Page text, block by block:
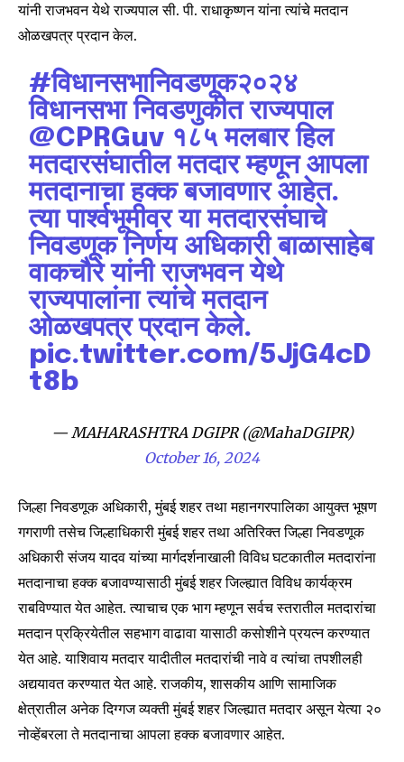
Join our community of
conversation.
To subscribe, simply enter your email address on our website
or click the subscribe button below. Don't worry, we respect
your privacy and won't spam your inbox. Your information is
safe with us.
SUBSCRIBE
यांनी राजभवन येथे राज्यपाल सी. पी. राधाकृष्णन यांना त्यांचे मतदान
ओळखपत्र प्रदान केल.
#विधानसभानिवडणूक२०२४
विधानसभा निवडणुकीत राज्यपाल
@CPRGuv १८५ मलबार हिल
मतदारसंघातील मतदार म्हणून आपला
मतदानाचा हक्क बजावणार आहेत.
त्या पार्श्वभूमीवर या मतदारसंघाचे
निवडणूक निर्णय अधिकारी बाळासाहेब
वाकचौरे यांनी राजभवन येथे
राज्यपालांना त्यांचे मतदान
ओळखपत्र प्रदान केले.
pic.twitter.com/5JjG4cD
t8b
— MAHARASHTRA DGIPR (@MahaDGIPR)
October 16, 2024
जिल्हा निवडणूक अधिकारी, मुंबई शहर तथा महानगरपालिका आयुक्त भूषण
गगराणी तसेच जिल्हाधिकारी मुंबई शहर तथा अतिरिक्त जिल्हा निवडणूक
अधिकारी संजय यादव यांच्या मार्गदर्शनाखाली विविध घटकातील मतदारांना
मतदानाचा हक्क बजावण्यासाठी मुंबई शहर जिल्ह्यात विविध कार्यक्रम
राबविण्यात येत आहेत. त्याचाच एक भाग म्हणून सर्वच स्तरातील मतदारांचा
मतदान प्रक्रियेतील सहभाग वाढावा यासाठी कसोशीने प्रयत्न करण्यात
येत आहे. याशिवाय मतदार यादीतील मतदारांची नावे व त्यांचा तपशीलही
अद्ययावत करण्यात येत आहे. राजकीय, शासकीय आणि सामाजिक
क्षेत्रातील अनेक दिग्गज व्यक्ती मुंबई शहर जिल्ह्यात मतदार असून येत्या २०
नोव्हेंबरला ते मतदानाचा आपला हक्क बजावणार आहेत.